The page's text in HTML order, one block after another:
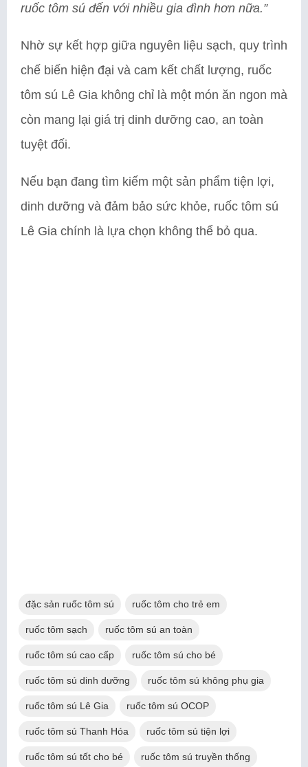
ruốc tôm sú đến với nhiều gia đình hơn nữa.”
Nhờ sự kết hợp giữa nguyên liệu sạch, quy trình
chế biến hiện đại và cam kết chất lượng, ruốc
tôm sú Lê Gia không chỉ là một món ăn ngon mà
còn mang lại giá trị dinh dưỡng cao, an toàn
tuyệt đối.
Nếu bạn đang tìm kiếm một sản phẩm tiện lợi,
dinh dưỡng và đảm bảo sức khỏe, ruốc tôm sú
Lê Gia chính là lựa chọn không thể bỏ qua.
đặc sản ruốc tôm sú ruốc tôm cho trẻ em
ruốc tôm sạch ruốc tôm sú an toàn
ruốc tôm sú cao cấp ruốc tôm sú cho bé
ruốc tôm sú dinh dưỡng ruốc tôm sú không phụ gia
ruốc tôm sú Lê Gia ruốc tôm sú OCOP
ruốc tôm sú Thanh Hóa ruốc tôm sú tiện lợi
ruốc tôm sú tốt cho bé ruốc tôm sú truyền thống